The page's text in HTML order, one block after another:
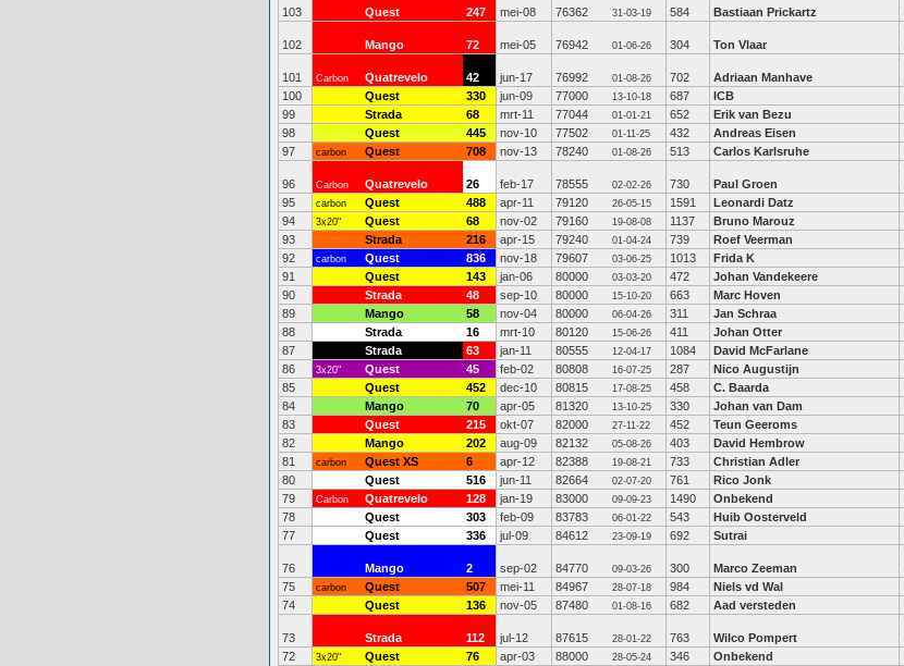
103 Quest 247 mei-08 76362 31-03-19 584 Bastiaan Prickartz
102 Mango 72 mei-05 76942 01-06-26 304 Ton Vlaar
101 Carbon Quatrevelo 42 jun-17 76992 01-08-26 702 Adriaan Manhave
100
Quest 330 jun-09 77000 13-10-18 687 ICB
99
Strada 68 mrt-11 77044 01-01-21 652 Erik van Bezu
98
Quest 445 nov-10 77502 01-11-25 432 Andreas Eisen
97
carbon Quest 708 nov-13 78240 01-08-26 513 Carlos Karlsruhe
96 Carbon Quatrevelo 26 feb-17 78555 02-02-26 730 Paul Groen
95
carbon Quest 488 apr-11 79120 26-05-15 1591 Leonardi Datz
94
3x20" Quest 68 nov-02 79160 19-08-08 1137 Bruno Marouz
93
Strada 216 apr-15 79240 01-04-24 739 Roef Veerman
92
carbon Quest 836 nov-18 79607 03-06-25 1013 Frida K
91
Quest 143 jan-06 80000 03-03-20 472 Johan Vandekeere
90
Strada 48 sep-10 80000 15-10-20 663 Marc Hoven
89
Mango 58 nov-04 80000 06-04-26 311 Jan Schraa
88
Strada 16 mrt-10 80120 15-06-26 411 Johan Otter
87
Strada 63 jan-11 80555 12-04-17 1084 David McFarlane
86
3x20" Quest 45 feb-02 80808 16-07-25 287 Nico Augustijn
85
Quest 452 dec-10 80815 17-08-25 458 C. Baarda
84
Mango 70 apr-05 81320 13-10-25 330 Johan van Dam
83
Quest 215 okt-07 82000 27-11-22 452 Teun Geeroms
82
Mango 202 aug-09 82132 05-08-26 403 David Hembrow
81
carbon Quest XS 6 apr-12 82388 19-08-21 733 Christian Adler
80
Quest 516 jun-11 82664 02-07-20 761 Rico Jonk
79
Carbon Quatrevelo 128 jan-19 83000 09-09-23 1490
Onbekend
78
Quest 303 feb-09 83783 06-01-22 543 Huib Oosterveld
77
Quest 336 jul-09 84612 23-09-19 692 Sutrai
76 Mango 2 sep-02 84770 09-03-26 300 Marco Zeeman
75
carbon Quest 507 mei-11 84967 28-07-18 984 Niels vd Wal
74
Quest 136 nov-05 87480 01-08-16 682 Aad versteden
73 Strada 112 jul-12 87615 28-01-22 763 Wilco Pompert
72
3x20" Quest 76 apr-03 88000 28-05-24 346
Onbekend